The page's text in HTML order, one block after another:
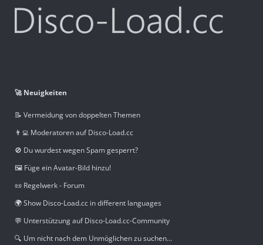
🚀 Neuigkeiten
📝 Vermeidung von doppelten Themen
👨‍💻 Moderatoren auf Disco-Load.cc
🚫 Du wurdest wegen Spam gesperrt?
🖼️ Füge ein Avatar-Bild hinzu!
📜 Regelwerk - Forum
🌍 Show Disco-Load.cc in different languages
💬 Unterstützung auf Disco-Load.cc-Community
🔍 Um nicht nach dem Unmöglichen zu suchen...